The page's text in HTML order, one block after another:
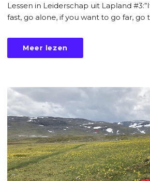
Lessen in Leiderschap uit Lapland
fast, go alone, if you want to go far, go
Meer lezen